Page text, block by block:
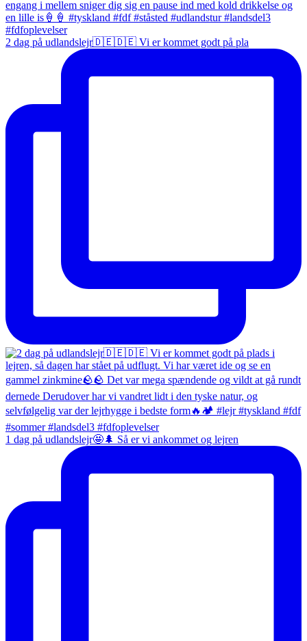
2 dag på udlandslejr🇩🇪🇩🇪 Vi er kommet godt på pla
1 dag på udlandslejr🤩🌲 Så er vi ankommet og lejren